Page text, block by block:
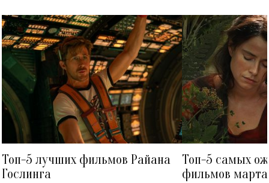
Топ-5 лучших фильмов Райана
Гослинга
Топ-5 самых
фильмов